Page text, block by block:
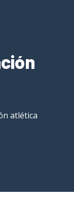
atlética